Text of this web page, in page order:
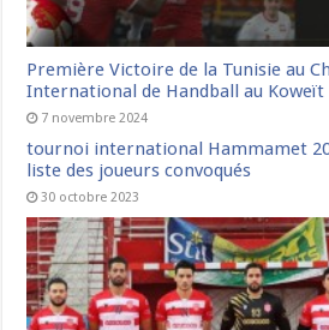
Première Victoire de la Tunisie au
International de Handball au Koweït
7 novembre 2024
tournoi international Hammamet
liste des joueurs convoqués
30 octobre 2023